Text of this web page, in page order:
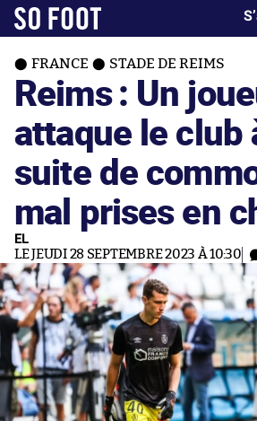
FRANCE STADE DE REIMS
Reims : Un
attaque le club
suite de
mal prises en
EL
LE JEUDI 28 SEPTEMBRE 2023 À 10:30